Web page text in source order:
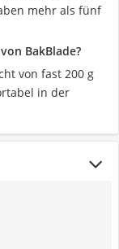
mehr als fünf
BakBlade?
von fast 200 g
in der